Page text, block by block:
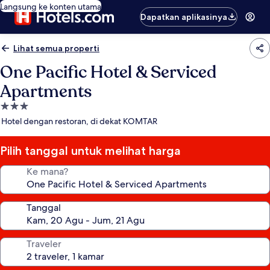
Langsung ke konten utama
Dapatkan aplikasinya
Lihat semua properti
One Pacific Hotel & Serviced
Apartments
Properti
bintang
Hotel dengan restoran, di dekat KOMTAR
Pilih tanggal untuk melihat harga
Ke mana?
Tanggal
Traveler